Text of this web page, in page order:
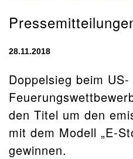
28.11.2018
Doppelsieg beim US-
den Titel um den
mit dem Modell „E-
gewinnen.